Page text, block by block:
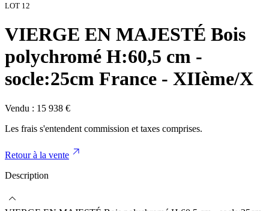
LOT 12
VIERGE EN MAJESTÉ Bois
polychromé H:60,5 cm -
socle:25cm France - XIIème/X
Vendu : 15 938 €
Les frais s'entendent commission et taxes comprises.
Retour à la vente
Description